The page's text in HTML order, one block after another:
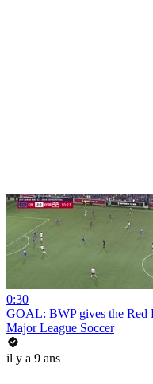
0:30
GOAL: BWP gives the Red
Major League Soccer
il y a 9 ans